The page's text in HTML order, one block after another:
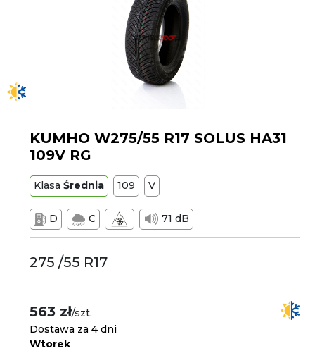
KUMHO W275/55 R17 SOLUS HA31
109V RG
KlasaŚrednia 109 V
D C 71 dB
275 /55 R17
563 zł/szt.
Dostawa za 4 dni
Wtorek